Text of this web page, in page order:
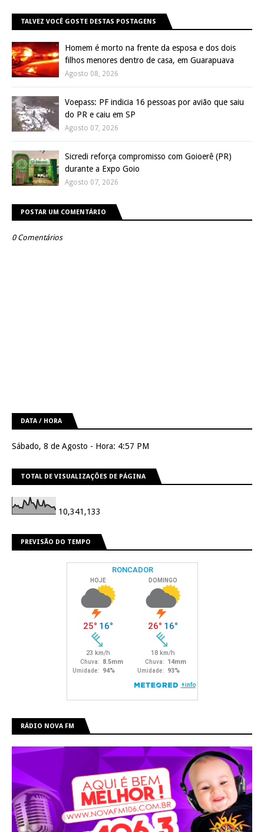
TALVEZ VOCÊ GOSTE DESTAS POSTAGENS
Homem é morto na frente da esposa e dos dois
filhos menores dentro de casa, em Guarapuava
Agosto 08, 2026
Voepass: PF indicia 16 pessoas por avião que saiu
do PR e caiu em SP
Agosto 07, 2026
Sicredi reforça compromisso com Goioerê (PR)
durante a Expo Goio
Agosto 07, 2026
POSTAR UM COMENTÁRIO
0 Comentários
DATA / HORA
Sábado, 8 de Agosto - Hora: 4:57 PM
TOTAL DE VISUALIZAÇÕES DE PÁGINA
10,341,133
PREVISÃO DO TEMPO
RÁDIO NOVA FM